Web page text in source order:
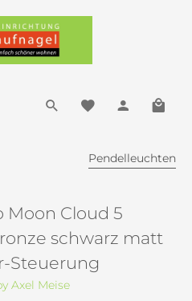
Pendelleuchten
Moon Cloud 5
schwarz matt
Steuerung
Axel Meise